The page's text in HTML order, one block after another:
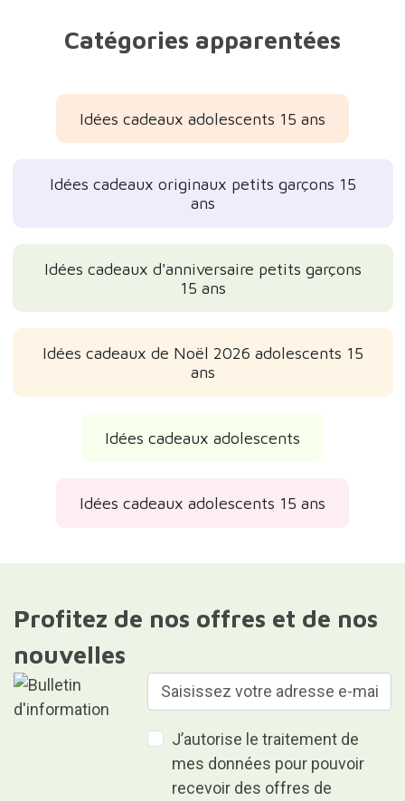
Catégories apparentées
Idées cadeaux adolescents 15 ans
Idées cadeaux originaux petits garçons 15
ans
Idées cadeaux d'anniversaire petits garçons
15 ans
Idées cadeaux de Noël 2026 adolescents 15
ans
Idées cadeaux adolescents
Idées cadeaux adolescents 15 ans
Profitez de nos offres et de nos
nouvelles
J’autorise le traitement de
mes données pour pouvoir
recevoir des offres de